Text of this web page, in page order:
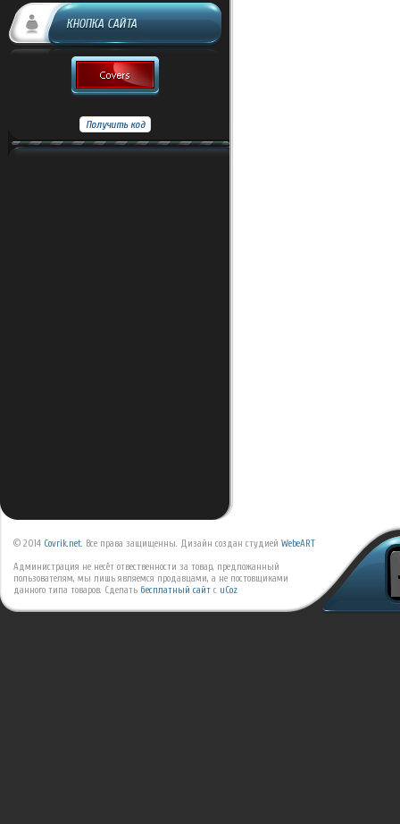
КНОПКА САЙТА
© 2014 Covrik.net. Все права защищенны. Дизайн создан студией WebeART
Администрация не несёт отвественности за товар, предложанный
пользователям, мы лишь являемся продавцами, а не постовщиками
данного типа товаров. Сделать бесплатный сайт с uCoz